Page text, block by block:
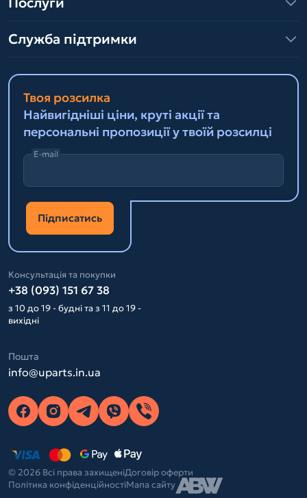
Служба підтримки
Твоя розсилка
Найвигідніші ціни, круті акції та
персональні пропозиції у твоїй розсилці
E-mail
Підписатись
Консультація та покупки
+38 (093) 151 67 38
з 10 до 19 - будні та з 11 до 19 -
вихідні
Пошта
info@uparts.in.ua
© 2026 Всі права захищеніДоговір оферти
Політика конфіденційностіМапа сайту